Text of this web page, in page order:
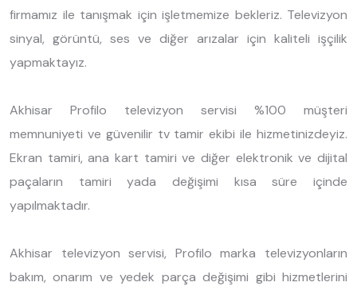
firmamız ile tanışmak için işletmemize bekleriz. Televizyon
sinyal, görüntü, ses ve diğer arızalar için kaliteli işçilik
yapmaktayız.
Akhisar Profilo televizyon servisi %100 müşteri
memnuniyeti ve güvenilir tv tamir ekibi ile hizmetinizdeyiz.
Ekran tamiri, ana kart tamiri ve diğer elektronik ve dijital
paçaların tamiri yada değişimi kısa süre içinde
yapılmaktadır.
Akhisar televizyon servisi, Profilo marka televizyonların
bakım, onarım ve yedek parça değişimi gibi hizmetlerini